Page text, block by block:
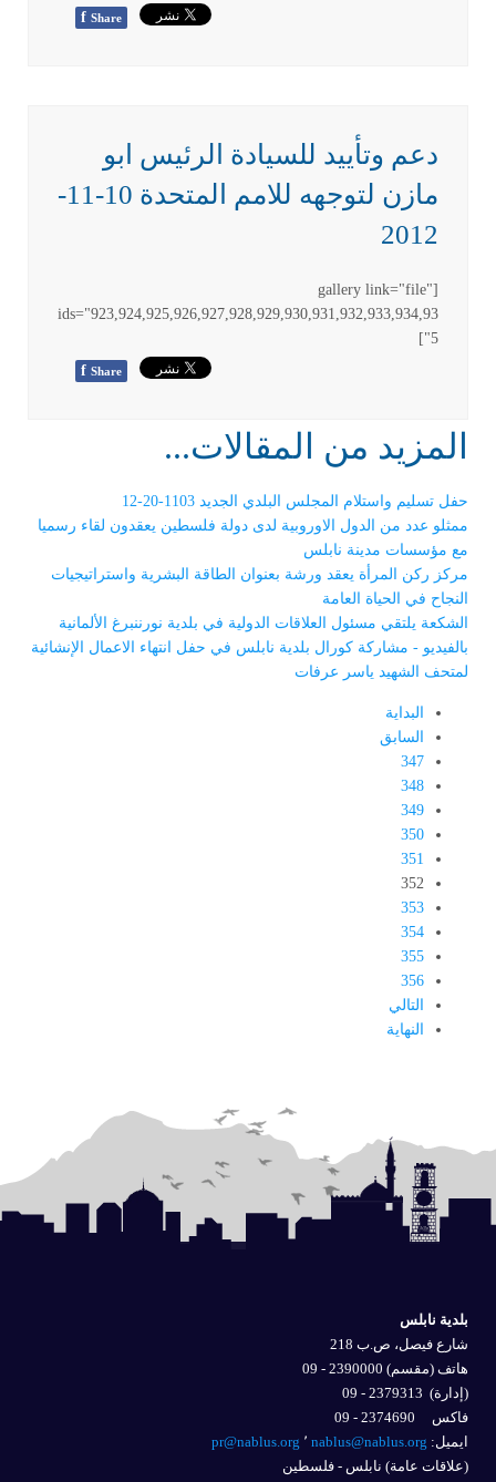
f Share
دعم وتأييد للسيادة الرئيس ابو
مازن لتوجهه للامم المتحدة 10-11-
2012
[gallery link="file"
ids="923,924,925,926,927,928,929,930,931,932,933,934,93
5"]
f Share
المزيد من المقالات...
حفل تسليم واستلام المجلس البلدي الجديد 1103-20-12
ممثلو عدد من الدول الاوروبية لدى دولة فلسطين يعقدون لقاء رسميا
مع مؤسسات مدينة نابلس
مركز ركن المرأة يعقد ورشة بعنوان الطاقة البشرية واستراتيجيات
النجاح في الحياة العامة
الشكعة يلتقي مسئول العلاقات الدولية في بلدية نورننبرغ الألمانية
بالفيديو - مشاركة كورال بلدية نابلس في حفل انتهاء الاعمال الإنشائية
لمتحف الشهيد ياسر عرفات
البداية
السابق
347
348
349
350
351
352
353
354
355
356
التالي
النهاية
بلدية نابلس
شارع فيصل، ص.ب 218
هاتف (مقسم) 2390000 - 09
(إدارة)
فاكس 2374690 - 09
ايميل: nablus@nablus.org
pr@nablus.org
(علاقات عامة) نابلس - فلسطين